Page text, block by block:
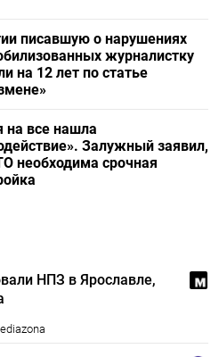
писавшую о нарушениях
журналистку
на 12 лет по статье
на все нашла
Залужный заявил,
необходима срочная